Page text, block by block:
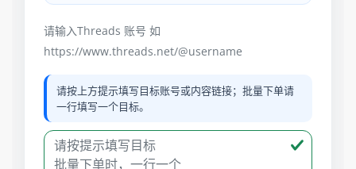
请输入Threads 账号 如
https://www.threads.net/@username
请按上方提示填写目标账号或内容链接；批量下单请
一行填写一个目标。